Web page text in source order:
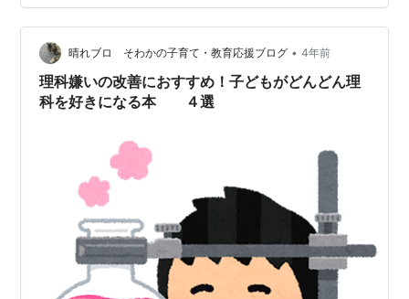
数学の論考をいくつも残しています。 彼らのおもな業績
は、人間の精神や社会の問題についての著作で、自然科
学とは縁がなさそうにみえます。しかし、このように偉
大な哲学者・思…
晴れブロ そわかの子育て・教育応援ブログ • 4年前
理科嫌いの改善におすすめ！子どもがどんどん理
科を好きになる本 ４選